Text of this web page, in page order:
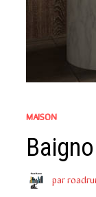
MAISON
par